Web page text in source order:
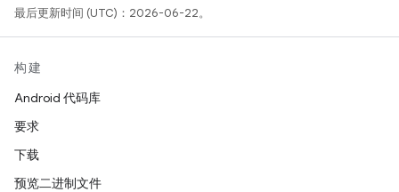
最后更新时间 (UTC)：2026-06-22。
构建
Android 代码库
要求
下载
预览二进制文件